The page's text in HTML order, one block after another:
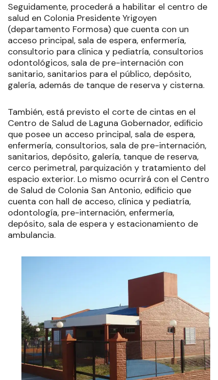
Seguidamente, procederá a habilitar el centro de
salud en Colonia Presidente Yrigoyen
(departamento Formosa) que cuenta con un
acceso principal, sala de espera, enfermería,
consultorio para clínica y pediatría, consultorios
odontológicos, sala de pre-internación con
sanitario, sanitarios para el público, depósito,
galería, además de tanque de reserva y cisterna.
También, está previsto el corte de cintas en el
Centro de Salud de Laguna Gobernador, edificio
que posee un acceso principal, sala de espera,
enfermería, consultorios, sala de pre-internación,
sanitarios, depósito, galería, tanque de reserva,
cerco perimetral, parquización y tratamiento del
espacio exterior. Lo mismo ocurrirá con el Centro
de Salud de Colonia San Antonio, edificio que
cuenta con hall de acceso, clínica y pediatría,
odontología, pre-internación, enfermería,
depósito, sala de espera y estacionamiento de
ambulancia.